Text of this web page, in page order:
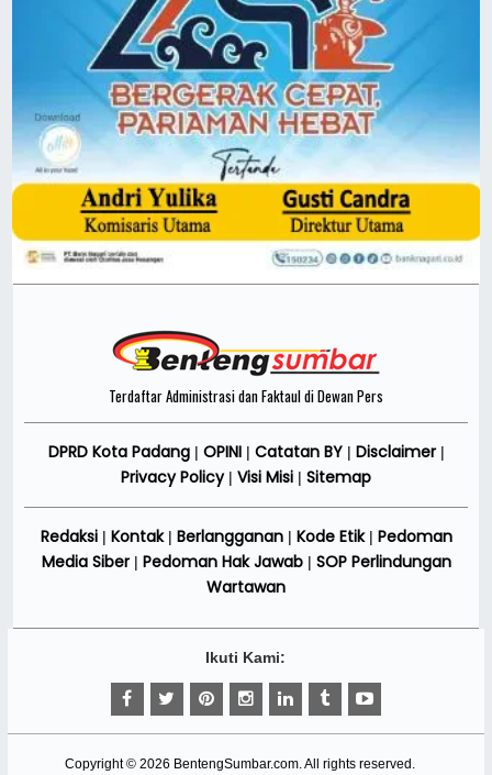
Terdaftar Administrasi dan Faktaul di Dewan Pers
DPRD Kota Padang| OPINI| Catatan BY| Disclaimer|
Privacy Policy| Visi Misi | Sitemap
Redaksi| Kontak| Berlangganan| Kode Etik| Pedoman
Media Siber| Pedoman Hak Jawab| SOP Perlindungan
Wartawan
Ikuti Kami:
Copyright ©2026 BentengSumbar.com. All rights reserved.